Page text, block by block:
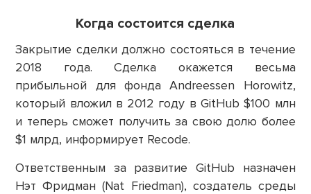
Когда состоится сделка
Закрытие сделки должно состояться в течение
2018 года. Сделка окажется весьма
прибыльной для фонда Andreessen Horowitz,
который вложил в 2012 году в GitHub $100 млн
и теперь сможет получить за свою долю более
$1 млрд, информирует Recode.
Ответственным за развитие GitHub назначен
Нэт Фридман (Nat Friedman), создатель среды